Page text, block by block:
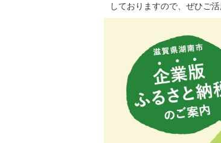
しておりますので、ぜひご活